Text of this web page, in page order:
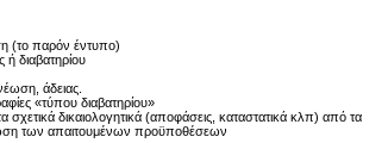
(το παρόν έντυπο)
ή διαβατηρίου
άδειας.
«τύπου διαβατηρίου»
σχετικά δικαιολογητικά (αποφάσεις, καταστατικά κλπ) από τα
των απαιτουμένων προϋποθέσεων